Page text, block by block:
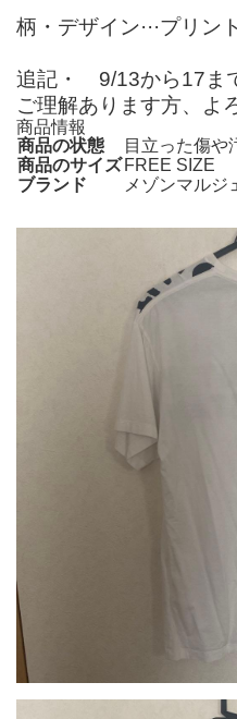
柄・デザイン···プリン
追記・ 9/13から17ま
ご理解あります方、よ
商品情報
商品の状態
目立った傷や
商品のサイズ FREE SIZE
ブランド
メゾンマルジ